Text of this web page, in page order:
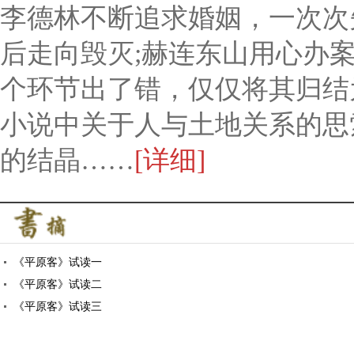
李德林不断追求婚姻，一次
后走向毁灭;赫连东山用心办
个环节出了错，仅仅将其归
小说中关于人与土地关系的
的结晶……[详细]
《平原客》试读一
《平原客》试读二
《平原客》试读三